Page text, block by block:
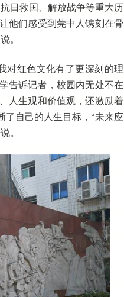
日救国、解放战争等重大历
他们感受到莞中人镌刻在骨
。
对红色文化有了更深刻的理
告诉记者，校园内无处不在
人生观和价值观，还激励着
了自己的人生目标，“未来应
。